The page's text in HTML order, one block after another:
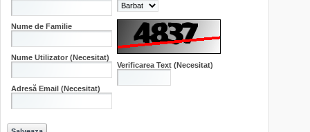
Nume de Familie
Nume Utilizator (Necesitat)
Adresă Email (Necesitat)
Verificarea Text (Necesitat)